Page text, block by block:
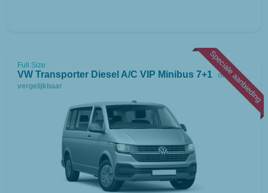
Speciale aanbieding
Full Size
VW Transporter Diesel A/C VIP Minibus 7+1
of
vergelijkbaar